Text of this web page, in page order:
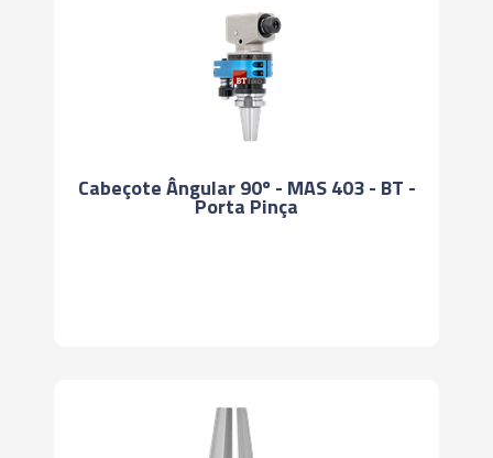
Cabeçote Ângular 90º - MAS 403 - BT -
Porta Pinça